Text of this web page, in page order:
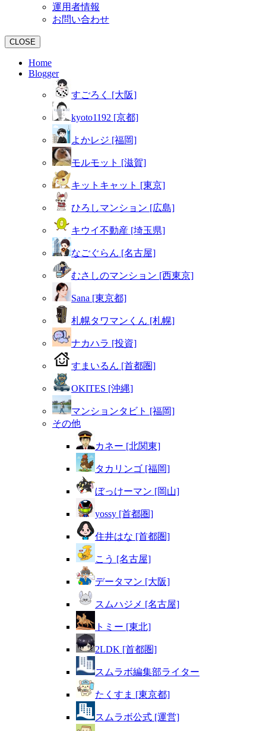
運用者情報
お問い合わせ
CLOSE
Home
Blogger
すごろく [大阪]
kyoto1192 [京都]
よかレジ [福岡]
モルモット [滋賀]
キットキャット [東京]
ひろしマンション [広島]
キウイ不動産 [埼玉県]
なごぐらん [名古屋]
むさしのマンション [西東京]
Sana [東京都]
札幌タワマンくん [札幌]
ナカハラ [投資]
すまいるん [首都圏]
OKITES [沖縄]
マンションタビト [福岡]
その他
カネー [北関東]
タカリンゴ [福岡]
ぼっけーマン [岡山]
yossy [首都圏]
住井はな [首都圏]
こう [名古屋]
データマン [大阪]
スムハジメ [名古屋]
トミー [東北]
2LDK [首都圏]
スムラボ編集部ライター
たくすま [東京都]
スムラボ公式 [運営]